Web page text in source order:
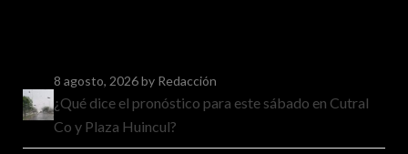
8 agosto, 2026by Redacción
¿Qué dice el pronóstico para este sábado en Cutral
Co y Plaza Huincul?